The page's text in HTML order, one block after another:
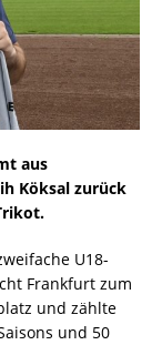
aus
Köksal zurück
U18-
Frankfurt zum
und zählte
und 50